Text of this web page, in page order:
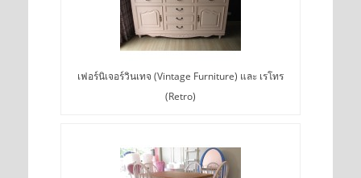
เฟอร์นิเจอร์วินเทจ (Vintage Furniture) และ เรโทร
(Retro)